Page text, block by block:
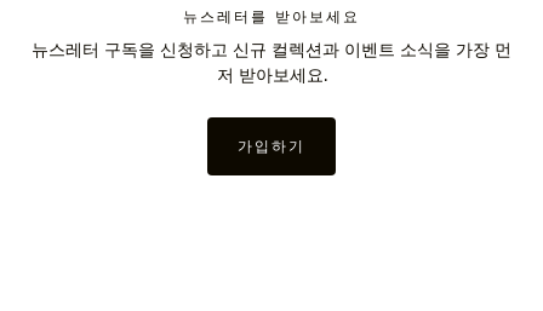
뉴스레터를 받아보세요
뉴스레터 구독을 신청하고 신규 컬렉션과 이벤트 소식을 가장 먼
저 받아보세요.
가입하기